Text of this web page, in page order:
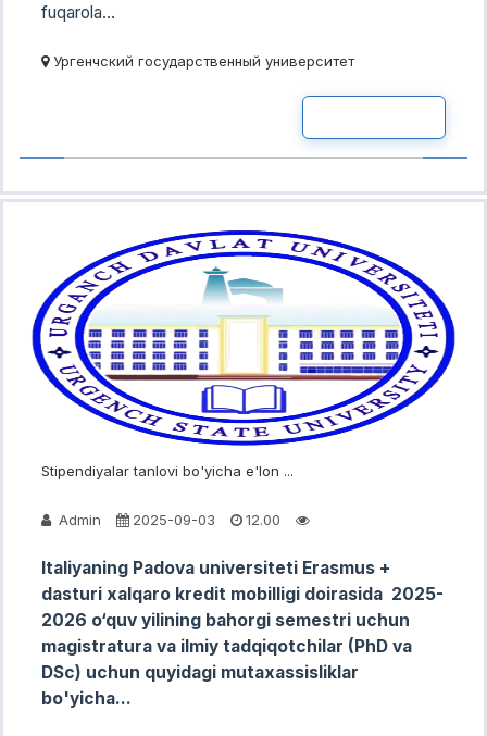
fuqarola...
Ургенчский государственный университет
Stipendiyalar tanlovi bo'yicha e'lon ...
Admin 2025-09-03 12.00
Italiyaning Padova universiteti Erasmus +
dasturi xalqaro kredit mobilligi doirasida 2025-
2026 o‘quv yilining bahorgi semestri uchun
magistratura va ilmiy tadqiqotchilar (PhD va
DSc) uchun quyidagi mutaxassisliklar
bo'yicha...